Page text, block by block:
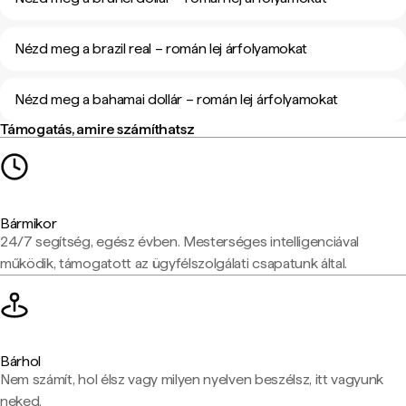
Nézd meg a brazil real – román lej árfolyamokat
Nézd meg a bahamai dollár – román lej árfolyamokat
Támogatás, amire számíthatsz
Bármikor
24/7 segítség, egész évben. Mesterséges intelligenciával
működik, támogatott az ügyfélszolgálati csapatunk által.
Bárhol
Nem számít, hol élsz vagy milyen nyelven beszélsz, itt vagyunk
neked.